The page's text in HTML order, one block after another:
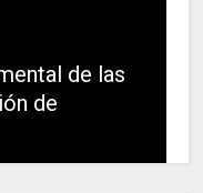
de las
de